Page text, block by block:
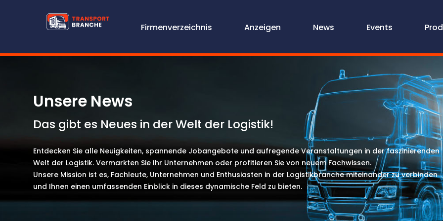
Firmenverzeichnis Anzeigen
Firmenverzeichnis Anzeigen News Events
Unsere News
Das gibt es Neues in der Welt der Logistik!
Entdecken Sie alle Neuigkeiten, spannende Jobangebote und aufregende Veranstaltungen in der faszinierenden
Welt der Logistik. Vermarkten Sie Ihr Unternehmen oder profitieren Sie von neuem Fachwissen.
Unsere Mission ist es, Fachleute, Unternehmen und Enthusiasten in der Logistikbranche miteinander zu verbinden
und Ihnen einen umfassenden Einblick in dieses dynamische Feld zu bieten.